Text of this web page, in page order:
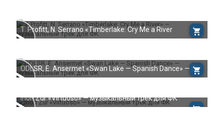
T. Profitt, N. Serrano «Timberlake: Cry Me a River
ODLSR, E. Ansermet «Swan Lake — Spanish Dance» — м
Inon Zur «Virtuoso» — музыкальный трек для ФК